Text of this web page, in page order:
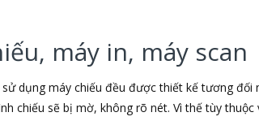
máy in, máy scan
dụng máy chiếu đều được thiết kế tương
chiếu sẽ bị mờ, không rõ nét. Vì thế tùy